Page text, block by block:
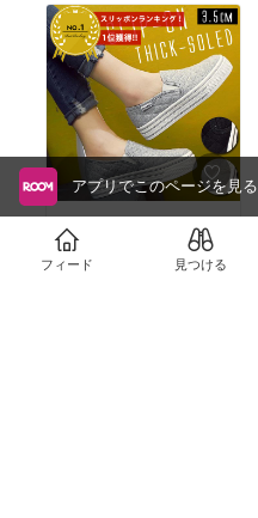
送料コミでこの値段☻
￥7,980
アプリでこのページを見る
フィード 見つける